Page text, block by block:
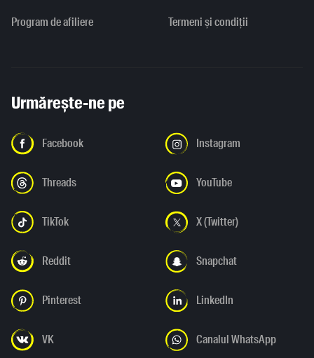
Program de afiliere Termeni și condiții
Urmărește-ne pe
Facebook Instagram
Threads YouTube
TikTok X (Twitter)
Reddit Snapchat
Pinterest LinkedIn
VK Canalul WhatsApp